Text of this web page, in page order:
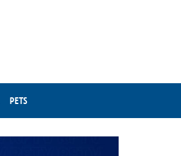
PETS